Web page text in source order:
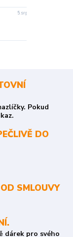
5. srpna
Pokud
DO
SMLOUVY
dárek pro svého